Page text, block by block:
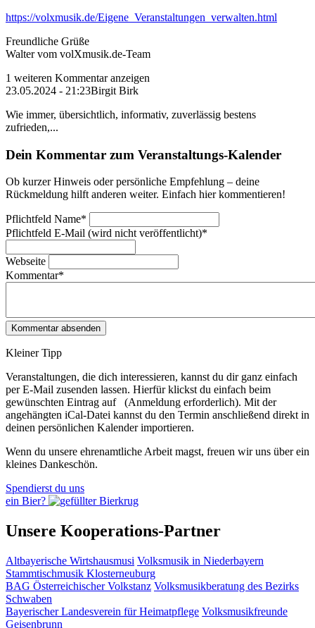
https://volxmusik.de/Eigene_Veranstaltungen_verwalten.html
Freundliche Grüße
Walter vom volXmusik.de-Team
1 weiteren Kommentar anzeigen
23.05.2024 - 21:23Birgit Birk
Wie immer, übersichtlich, informativ, zuverlässig bestens
zufrieden,...
Dein Kommentar zum Veranstaltungs-Kalender
Ob kurzer Hinweis oder persönliche Empfehlung – deine
Rückmeldung hilft anderen weiter. Einfach hier kommentieren!
Pflichtfeld Name*
Pflichtfeld E-Mail (wird nicht veröffentlicht)*
Webseite
Kommentar*
Kleiner Tipp
Veranstaltungen, die dich interessieren, kannst du dir ganz einfach
per E‑Mail zusenden lassen. Hierfür klickst du einfach beim
gewünschten Eintrag auf
(Anmeldung erforderlich). Mit der
angehängten iCal-Datei kannst du den Termin anschließend direkt in
deinen persönlichen Kalender importieren.
Wenn du unsere ehrenamtliche Arbeit magst, freuen wir uns über ein
kleines Dankeschön.
Spendierst du uns
ein Bier?
Unsere Kooperations-Partner
Altbayerische Wirtshausmusi Volksmusik in Niederbayern
Stammtischmusik Klosterneuburg
BAG Österreichischer Volkstanz Volksmusikberatung des Bezirks
Schwaben
Bayerischer Landesverein für Heimatpflege Volksmusikfreunde
Geisenbrunn